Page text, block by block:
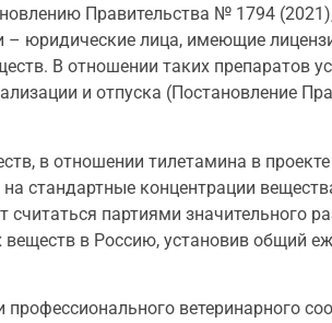
Правительства № 1794
– юридические лица, имеющие
В отношении таких препаратов
и отпуска (Постановление
в отношении тилетамина в
на стандартные концентрации
партиями значительного
в Россию, установив общий
ветеринарного